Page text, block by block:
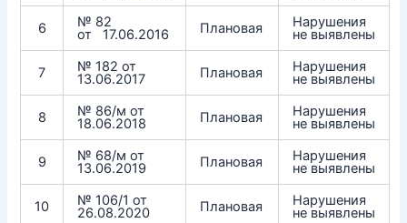
6 № 82
от 17.06.2016 Плановая Нарушения
не выявлены
7 № 182 от
13.06.2017 Плановая Нарушения
не выявлены
8 № 86/м от
18.06.2018 Плановая Нарушения
не выявлены
9 № 68/м от
13.06.2019 Плановая Нарушения
не выявлены
10 № 106/1 от
26.08.2020 Плановая Нарушения
не выявлены